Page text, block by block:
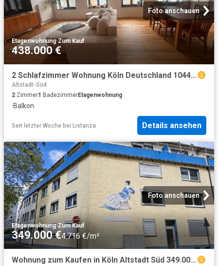
Foto anschauen
Etagenwohnung·Zum Kauf
438.000 €
2 Schlafzimmer Wohnung Köln Deutschland 104473223
Altstadt-Süd
2 Zimmer1 BadezimmerEtagenwohnung
·Balkon
Seit letzter Woche bei Listanza Details ansehen
Foto anschauen
Etagenwohnung·Zum Kauf
349.000 €4.716 €/m²
Wohnung zum Kaufen in Köln Altstadt Süd 349.000,00 EUR 74 m²